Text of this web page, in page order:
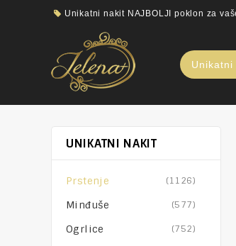
Unikatni nakit NAJBOLJI poklon za
Unikatni
UNIKATNI NAKIT
Prstenje (1126)
Minđuše (577)
Ogrlice (752)